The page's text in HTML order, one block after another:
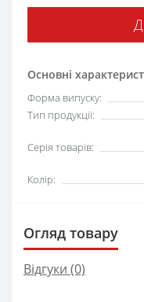
Основні
Форма випуску:
Тип продукції:
Серія товарів:
Колір:
Огляд товару
Відгуки (0)